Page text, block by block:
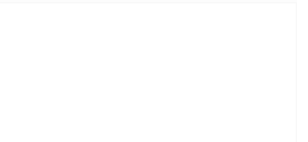
obchodu je 5 z 5 hvězdiček.